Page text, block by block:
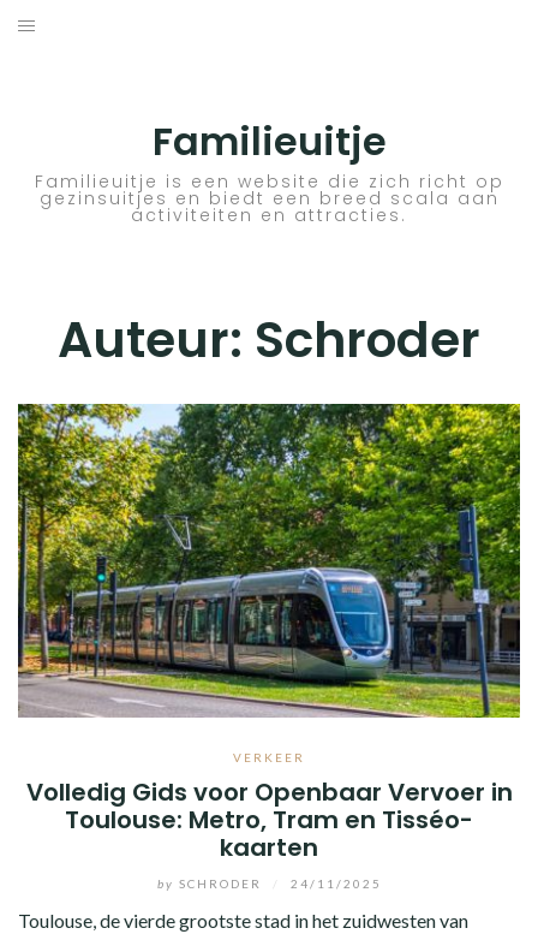
Skip
Familieuitje
Familieuitje is een website die zich richt op
gezinsuitjes en biedt een breed scala aan
activiteiten en attracties.
Auteur: Schroder
VERKEER
Volledig Gids voor Openbaar Vervoer in
Toulouse: Metro, Tram en Tisséo-
kaarten
by SCHRODER 24/11/2025
Toulouse, de vierde grootste stad in het zuidwesten van
HOTELTIPS